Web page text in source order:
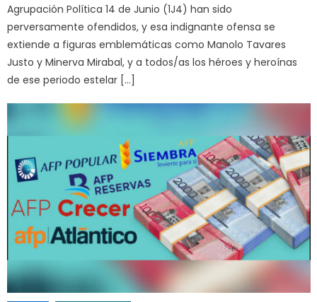
Agrupación Política 14 de Junio (1J4) han sido
perversamente ofendidos, y esa indignante ofensa se
extiende a figuras emblemáticas como Manolo Tavares
Justo y Minerva Mirabal, y a todos/as los héroes y heroínas
de ese periodo estelar […]